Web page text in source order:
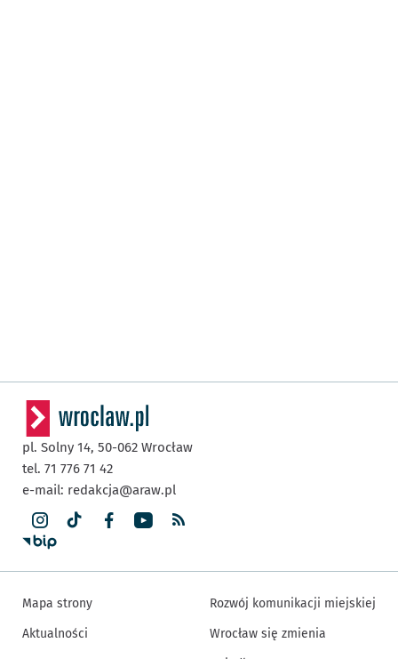
pl. Solny 14, 50-062 Wrocław
tel. 71 776 71 42
e-mail: redakcja@araw.pl
Mapa strony
Aktualności
Rozwój komunikacji miejskiej
Wrocław się zmienia